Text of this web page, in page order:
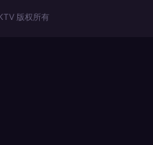
版权所有